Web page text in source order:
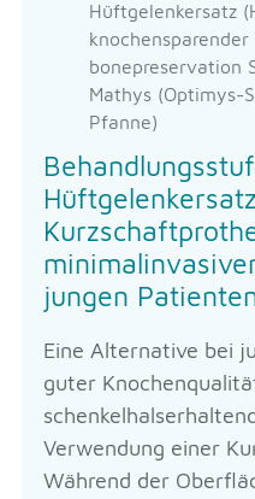
Hüftgelenkersatz
bonepreservation
Mathys (Optimys-
Pfanne)
jungen
Eine Alternative bei
guter
Verwendung einer
Während der